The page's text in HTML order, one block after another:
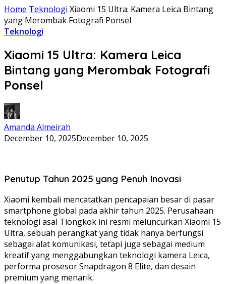
Home Teknologi Xiaomi 15 Ultra: Kamera Leica Bintang
yang Merombak Fotografi Ponsel
Teknologi
Xiaomi 15 Ultra: Kamera Leica
Bintang yang Merombak Fotografi
Ponsel
Amanda Almeirah
December 10, 2025December 10, 2025
Penutup Tahun 2025 yang Penuh Inovasi
Xiaomi kembali mencatatkan pencapaian besar di pasar
smartphone global pada akhir tahun 2025. Perusahaan
teknologi asal Tiongkok ini resmi meluncurkan Xiaomi 15
Ultra, sebuah perangkat yang tidak hanya berfungsi
sebagai alat komunikasi, tetapi juga sebagai medium
kreatif yang menggabungkan teknologi kamera Leica,
performa prosesor Snapdragon 8 Elite, dan desain
premium yang menarik.